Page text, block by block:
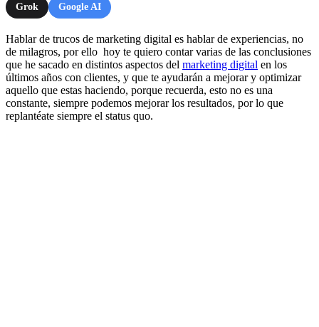
Grok Google AI
Hablar de trucos de marketing digital es hablar de experiencias, no
de milagros, por ello hoy te quiero contar varias de las conclusiones
que he sacado en distintos aspectos del marketing digital en los
últimos años con clientes, y que te ayudarán a mejorar y optimizar
aquello que estas haciendo, porque recuerda, esto no es una
constante, siempre podemos mejorar los resultados, por lo que
replantéate siempre el status quo.